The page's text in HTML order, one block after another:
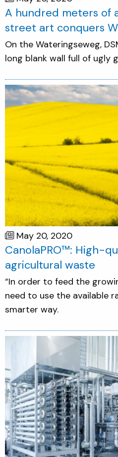
A hundred meters of
street art conquers
On the Wateringseweg,
long blank wall full of ugly
May 20, 2020
CanolaPRO™: High-
agricultural waste
“In order to feed the
need to use the available
smarter way.